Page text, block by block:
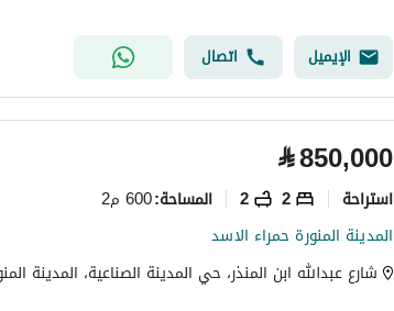
الإيميل اتصال
⃁850,000
استراحة 2
2 المساحة:600 م2
المدينة المنورة حمراء الاسد
شارع عبدالله ابن المنذر، حي المدينة الصناعية، المدينة